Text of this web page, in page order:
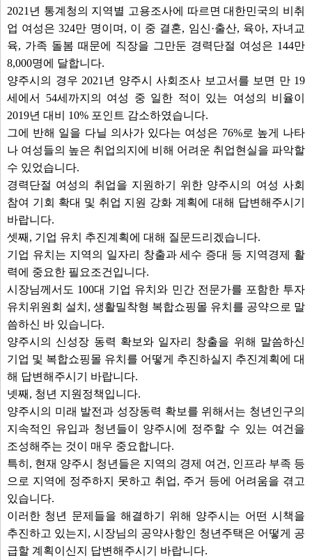
2021년 통계청의 지역별 고용조사에 따르면 대한민국의 비취
업 여성은 324만 명이며, 이 중 결혼, 임신·출산, 육아, 자녀교
육, 가족 돌봄 때문에 직장을 그만둔 경력단절 여성은 144만
8,000명에 달합니다.
양주시의 경우 2021년 양주시 사회조사 보고서를 보면 만 19
세에서 54세까지의 여성 중 일한 적이 있는 여성의 비율이
2019년 대비 10% 포인트 감소하였습니다.
그에 반해 일을 다닐 의사가 있다는 여성은 76%로 높게 나타
나 여성들의 높은 취업의지에 비해 어려운 취업현실을 파악할
수 있었습니다.
경력단절 여성의 취업을 지원하기 위한 양주시의 여성 사회
참여 기회 확대 및 취업 지원 강화 계획에 대해 답변해주시기
바랍니다.
셋째, 기업 유치 추진계획에 대해 질문드리겠습니다.
기업 유치는 지역의 일자리 창출과 세수 증대 등 지역경제 활
력에 중요한 필요조건입니다.
시장님께서도 100대 기업 유치와 민간 전문가를 포함한 투자
유치위원회 설치, 생활밀착형 복합쇼핑몰 유치를 공약으로 말
씀하신 바 있습니다.
양주시의 신성장 동력 확보와 일자리 창출을 위해 말씀하신
기업 및 복합쇼핑몰 유치를 어떻게 추진하실지 추진계획에 대
해 답변해주시기 바랍니다.
넷째, 청년 지원정책입니다.
양주시의 미래 발전과 성장동력 확보를 위해서는 청년인구의
지속적인 유입과 청년들이 양주시에 정주할 수 있는 여건을
조성해주는 것이 매우 중요합니다.
특히, 현재 양주시 청년들은 지역의 경제 여건, 인프라 부족 등
으로 지역에 정주하지 못하고 취업, 주거 등에 어려움을 겪고
있습니다.
이러한 청년 문제들을 해결하기 위해 양주시는 어떤 시책을
추진하고 있는지, 시장님의 공약사항인 청년주택은 어떻게 공
급할 계획이신지 답변해주시기 바랍니다.